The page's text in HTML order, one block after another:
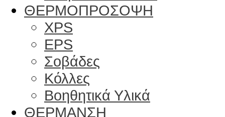
ΘΕΡΜΟΠΡΟΣΟΨΗ
XPS
EPS
Σοβάδες
Κόλλες
Βοηθητικά Υλικά
ΘΕΡΜΑΝΣΗ